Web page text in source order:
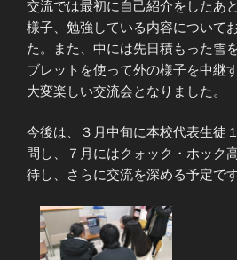
交流では最初に自己紹介をしたあ
様子、勉強している内容について
た。また、中には先日積もった雪
ブレットを使って外の様子を中継
大変楽しい交流会となりました。
今後は、３月中旬に本校代表生徒
問し、７月にはクォック・ホック
待し、さらに交流を深める予定です